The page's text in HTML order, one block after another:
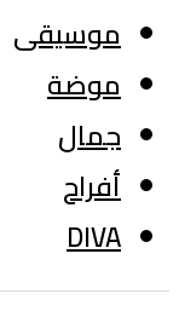
موسيقى
موضة
جمال
أفراح
DIVA